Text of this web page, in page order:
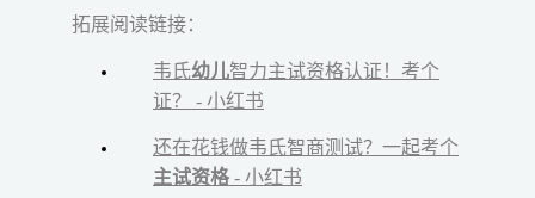
拓展阅读链接：
韦氏幼儿智力主试资格认证！考个
证？ - 小红书
还在花钱做韦氏智商测试？一起考个
主试资格 - 小红书